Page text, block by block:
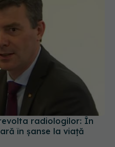
radiologilor: În
în șanse la viață